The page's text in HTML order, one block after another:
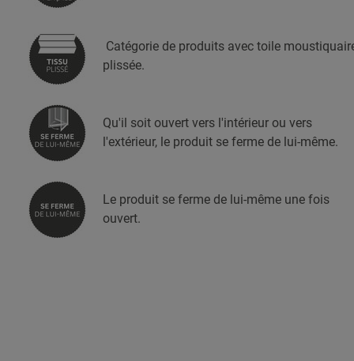
Catégorie de produits avec toile
plissée.
Qu'il soit ouvert vers l'intérieur ou vers
l'extérieur, le produit se ferme de lui-même.
Le produit se ferme de lui-même une fois
ouvert.